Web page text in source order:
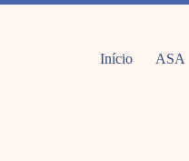
Início ASA